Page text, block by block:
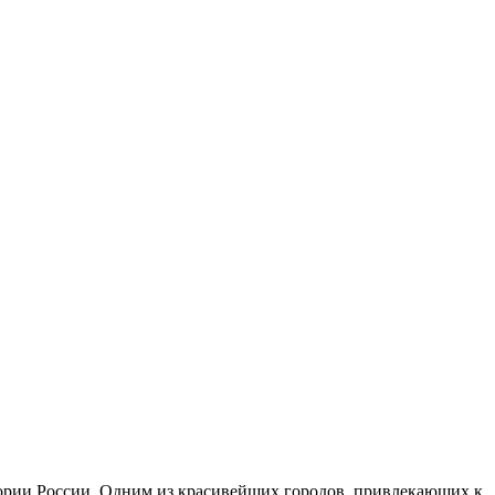
России. Одним из красивейших городов, привлекающих к